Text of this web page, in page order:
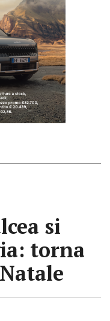
si
torna